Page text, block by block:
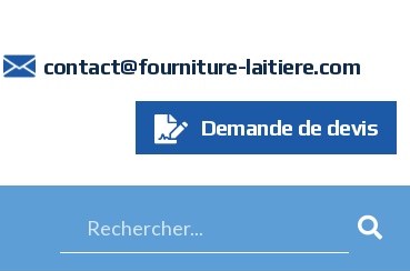
contact@fourniture-laitiere.com
Demande de devis